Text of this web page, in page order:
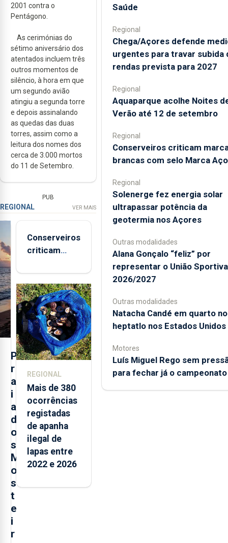
2001 contra o
Pentágono.
As cerimónias do
sétimo aniversário dos
atentados incluem três
outros momentos de
silêncio, à hora em que
um segundo avião
atingiu a segunda torre
e depois assinalando
as quedas das duas
torres, assim como a
leitura dos nomes dos
cerca de 3.000 mortos
do 11 de Setembro.
PUB
REGIONAL VER MAIS
P
r
a
i
a
d
o
s
M
o
s
t
e
i
r
Conserveiros
criticam
brancas com
selo Marca
Açores
REGIONAL
Mais de 380
ocorrências
registadas
de apanha
ilegal de
lapas entre
2022 e 2026
Saúde
Regional
Chega/Açores defende
urgentes para travar subida
rendas prevista para 2027
Regional
Aquaparque acolhe Noites
Verão até 12 de setembro
Regional
Conserveiros criticam
brancas com selo Marca
Regional
Solenerge fez energia solar
ultrapassar potência da
geotermia nos Açores
Outras modalidades
Alana Gonçalo “feliz” por
representar o União
2026/2027
Outras modalidades
Natacha Candé em quarto no
heptatlo nos Estados Unidos
Motores
Luís Miguel Rego sem
para fechar já o campeonato